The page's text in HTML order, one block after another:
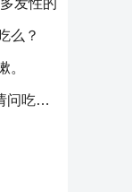
发性的
么？
。
你好，鼻炎犯了，鼻子不通，嗓子沙哑请问吃什么药比较好？